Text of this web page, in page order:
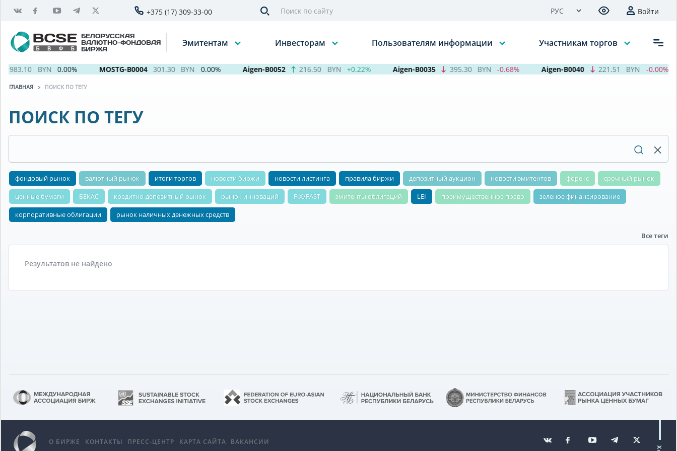
+375 (17) 309-33-00 Войти
БЕЛОРУССКАЯ
ВАЛЮТНО-ФОНДОВАЯ
БИРЖА
Эмитентам Инвесторам Пользователям информации Участникам торгов
983.10 BYN 0.00% MOSTG-B0004 301.30 BYN 0.00% Aigen-B0052 216.50 BYN +0.22% Aigen-B0035 395.30 BYN -0.68% Aigen-B0040 221.51 BYN -0.00%
ГЛАВНАЯ ПОИСК ПО ТЕГУ
ПОИСК ПО ТЕГУ
фондовый рынок валютный рынок итоги торгов новости биржи новости листинга правила биржи депозитный аукцион новости эмитентов форекс
срочный рынок
ценные бумаги
БЕКАС кредитно-депозитный рынок рынок инноваций FIX/FAST эмитенты облигаций LEI преимущественное право
зеленое финансирование
корпоративные облигации
рынок наличных денежных средств
Все теги
Результатов не найдено
О БИРЖЕ КОНТАКТЫ ПРЕСС-ЦЕНТР КАРТА САЙТА ВАКАНСИИ